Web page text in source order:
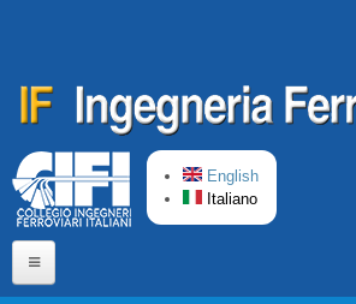
English
Italiano